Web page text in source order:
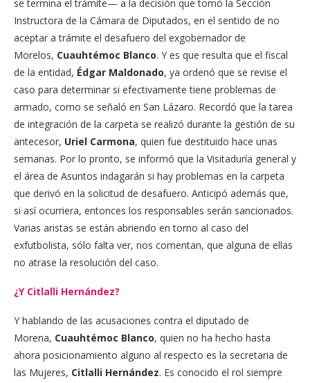
se termina el trámite— a la decisión que tomó la Sección
Instructora de la Cámara de Diputados, en el sentido de no
aceptar a trámite el desafuero del exgobernador de
Morelos, Cuauhtémoc Blanco. Y es que resulta que el fiscal
de la entidad, Édgar Maldonado, ya ordenó que se revise el
caso para determinar si efectivamente tiene problemas de
armado, como se señaló en San Lázaro. Recordó que la tarea
de integración de la carpeta se realizó durante la gestión de su
antecesor, Uriel Carmona, quien fue destituido hace unas
semanas. Por lo pronto, se informó que la Visitaduría general y
el área de Asuntos indagarán si hay problemas en la carpeta
que derivó en la solicitud de desafuero. Anticipó además que,
si así ocurriera, entonces los responsables serán sancionados.
Varias aristas se están abriendo en torno al caso del
exfutbolista, sólo falta ver, nos comentan, que alguna de ellas
no atrase la resolución del caso.
¿Y Citlalli Hernández?
Y hablando de las acusaciones contra el diputado de
Morena, Cuauhtémoc Blanco, quien no ha hecho hasta
ahora posicionamiento alguno al respecto es la secretaria de
las Mujeres, Citlalli Hernández. Es conocido el rol siempre